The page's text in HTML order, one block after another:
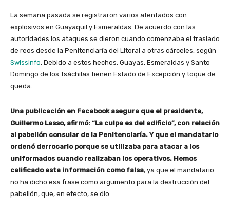
La semana pasada se registraron varios atentados con
explosivos en Guayaquil y Esmeraldas. De acuerdo con las
autoridades los ataques se dieron cuando comenzaba el traslado
de reos desde la Penitenciaría del Litoral a otras cárceles, según
Swissinfo . Debido a estos hechos, Guayas, Esmeraldas y Santo
Domingo de los Tsáchilas tienen Estado de Excepción y toque de
queda.
Una publicación en Facebook asegura que el presidente,
Guillermo Lasso, afirmó: “La culpa es del edificio”, con relación
al pabellón consular de la Penitenciaría. Y que el mandatario
ordenó derrocarlo porque se utilizaba para atacar a los
uniformados cuando realizaban los operativos. Hemos
calificado esta información como falsa, ya que el mandatario
no ha dicho esa frase como argumento para la destrucción del
pabellón, que, en efecto, se dio.